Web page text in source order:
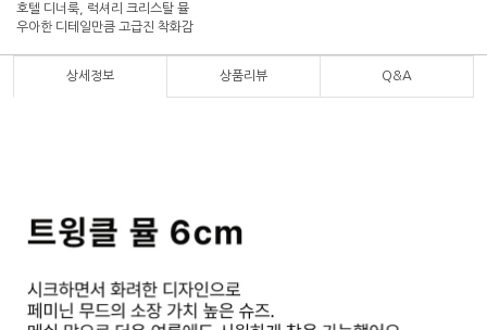
호텔 디너룩, 럭셔리 크리스탈 뮬
우아한 디테일만큼 고급진 착화감
상세정보 상품리뷰 Q&A